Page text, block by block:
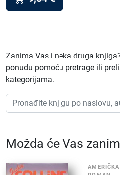
Zanima Vas i neka druga
ponudu pomoću pretrage ili
kategorijama.
Možda će Vas